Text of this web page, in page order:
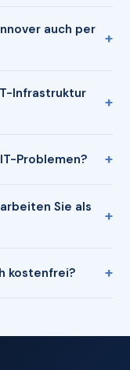
auch per
Infrastruktur
Problemen?
Sie als
kostenfrei?